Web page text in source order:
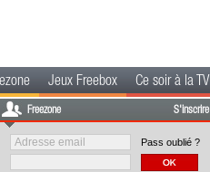
Jeux Freebox Ce soir à la TV
Freezone S'inscrire
Pass oublié ?